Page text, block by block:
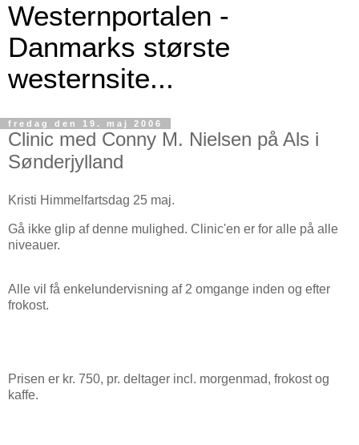
Westernportalen -
Danmarks største
westernsite...
fredag den 19. maj 2006
Clinic med Conny M. Nielsen på Als i
Sønderjylland
Kristi Himmelfartsdag 25 maj.
Gå ikke glip af denne mulighed. Clinic'en er for alle på alle
niveauer.
Alle vil få enkelundervisning af 2 omgange inden og efter
frokost.
Prisen er kr. 750, pr. deltager incl. morgenmad, frokost og
kaffe.